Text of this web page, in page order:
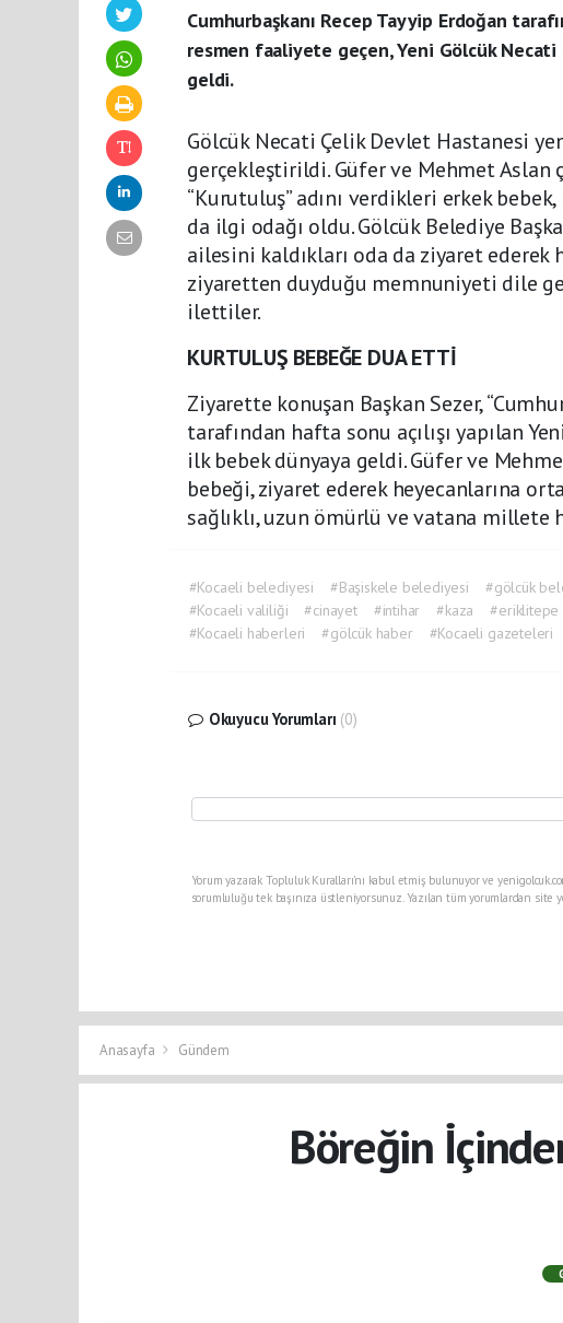
Cumhurbaşkanı Recep Tayyip Erdoğan
resmen faaliyete geçen, Yeni Gölcük
geldi.
Gölcük Necati Çelik Devlet Hastanesi
gerçekleştirildi. Güfer ve Mehmet Aslan
“Kurutuluş” adını verdikleri erkek
da ilgi odağı oldu. Gölcük Belediye
ailesini kaldıkları oda da ziyaret ederek
ziyaretten duyduğu memnuniyeti dile
ilettiler.
KURTULUŞ BEBEĞE DUA ETTİ
Ziyarette konuşan Başkan Sezer,
tarafından hafta sonu açılışı yapılan
ilk bebek dünyaya geldi. Güfer ve
bebeği, ziyaret ederek heyecanlarına
sağlıklı, uzun ömürlü ve vatana millete
#Kocaeli belediyesi #Başiskele belediyesi #gölcük
#Kocaeli valiliği
#cinayet #intihar #kaza #eriklitepe
#Kocaeli haberleri
#gölcük haber #Kocaeli gazeteleri
Okuyucu Yorumları (0)
Yorum yazarak Topluluk Kuralları’nı kabul etmiş bulunuyor ve
sorumluluğu tek başınıza üstleniyorsunuz. Yazılan tüm yorumlardan
Anasayfa Gündem
Böreğin